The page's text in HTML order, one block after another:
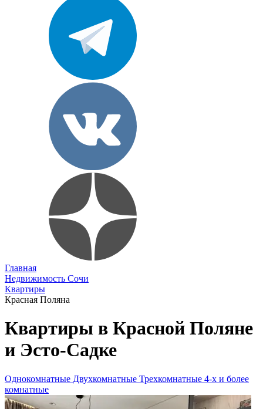
Главная
Недвижимость Сочи
Квартиры
Красная Поляна
Квартиры в Красной Поляне
и Эсто-Садке
Однокомнатные Двухкомнатные Трехкомнатные 4-х и более
комнатные